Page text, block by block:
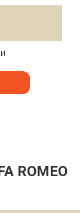
ROMEO